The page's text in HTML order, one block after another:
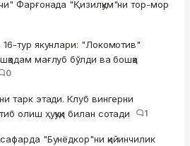
Фарғонада "Қизилқум"ни тор-мор
16-тур якунлари: "Локомотив"
мағлуб бўлди ва бошқа
0
тарк этади. Клуб вингерни
олиш ҳуқуқи билан сотади
1
"Бунёдкор"ни қийинчилик